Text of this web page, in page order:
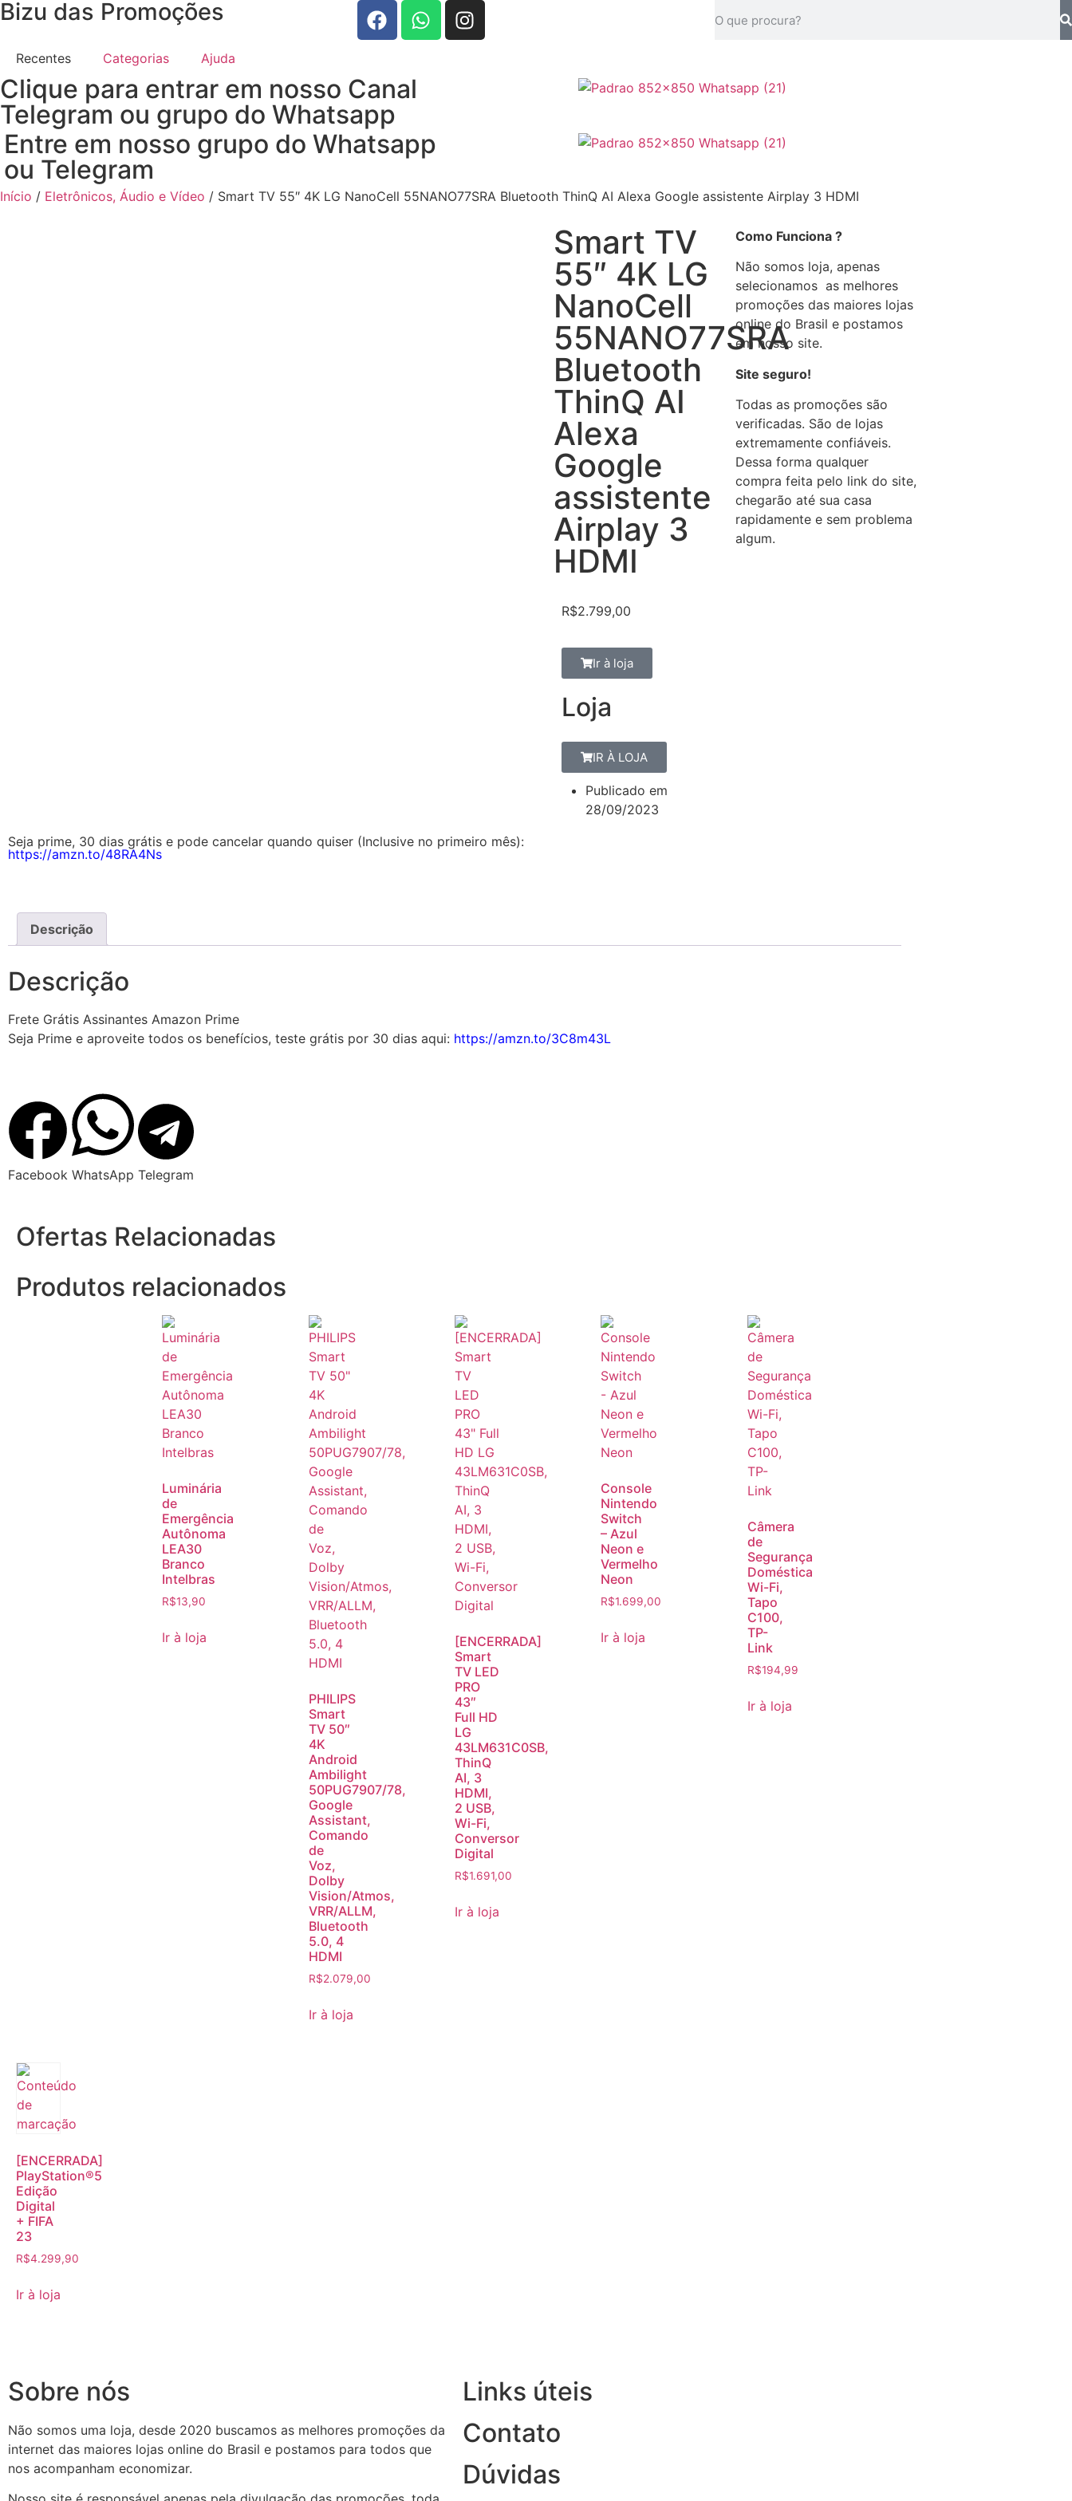
Bizu das Promoções
Recentes Categorias Ajuda
Clique para entrar em nosso Canal
Telegram ou grupo do Whatsapp
Entre em nosso grupo do Whatsapp
ou Telegram
Início / Eletrônicos, Áudio e Vídeo / Smart TV 55″ 4K LG NanoCell 55NANO77SRA Bluetooth ThinQ AI Alexa Google assistente Airplay 3 HDMI
Smart TV
55″ 4K LG
NanoCell
55NANO77SRA
Bluetooth
ThinQ AI
Alexa
Google
assistente
Airplay 3
HDMI
R$2.799,00
Ir à loja
Loja
IR À LOJA
Publicado em
28/09/2023
Como Funciona ?
Não somos loja, apenas
selecionamos as melhores
promoções das maiores lojas
online do Brasil e postamos
em nosso site.
Site seguro!
Todas as promoções são
verificadas. São de lojas
extremamente confiáveis.
Dessa forma qualquer
compra feita pelo link do site,
chegarão até sua casa
rapidamente e sem problema
algum.
Seja prime, 30 dias grátis e pode cancelar quando quiser (Inclusive no primeiro mês):
https://amzn.to/48RA4Ns
Descrição
Descrição
Frete Grátis Assinantes Amazon Prime
Seja Prime e aproveite todos os benefícios, teste grátis por 30 dias aqui: https://amzn.to/3C8m43L
Facebook WhatsApp Telegram
Ofertas Relacionadas
Produtos relacionados
Luminária
de
Emergência
Autônoma
LEA30
Branco
Intelbras
R$13,90
Ir à loja
PHILIPS
Smart
TV 50″
4K
Android
Ambilight
50PUG7907/78,
Google
Assistant,
Comando
de
Voz,
Dolby
Vision/Atmos,
VRR/ALLM,
Bluetooth
5.0, 4
HDMI
R$2.079,00
Ir à loja
[ENCERRADA]
Smart
TV LED
PRO
43″
Full HD
LG
43LM631C0SB,
ThinQ
AI, 3
HDMI,
2 USB,
Wi-Fi,
Conversor
Digital
R$1.691,00
Ir à loja
Console
Nintendo
Switch
– Azul
Neon e
Vermelho
Neon
R$1.699,00
Ir à loja
Câmera
de
Segurança
Doméstica
Wi-Fi,
Tapo
C100,
TP-
Link
R$194,99
Ir à loja
[ENCERRADA]
PlayStation®5
Edição
Digital
+ FIFA
23
R$4.299,90
Ir à loja
Sobre nós
Não somos uma loja, desde 2020 buscamos as melhores promoções da
internet das maiores lojas online do Brasil e postamos para todos que
nos acompanham economizar.
Links úteis
Contato
Dúvidas